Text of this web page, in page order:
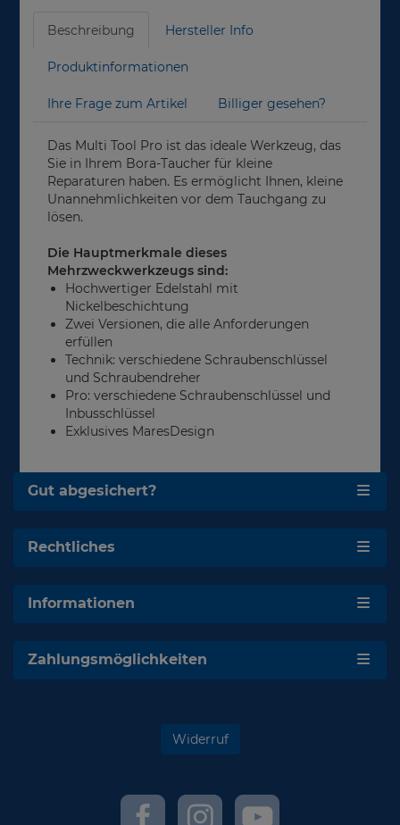
Beschreibung Hersteller Info
Produktinformationen
Ihre Frage zum Artikel Billiger gesehen?
Das Multi Tool Pro ist das ideale Werkzeug, das
Sie in Ihrem Bora-Taucher für kleine
Reparaturen haben. Es ermöglicht Ihnen, kleine
Unannehmlichkeiten vor dem Tauchgang zu
lösen.
Die Hauptmerkmale dieses
Mehrzweckwerkzeugs sind:
Hochwertiger Edelstahl mit
Nickelbeschichtung
Zwei Versionen, die alle Anforderungen
erfüllen
Technik: verschiedene Schraubenschlüssel
und Schraubendreher
Pro: verschiedene Schraubenschlüssel und
Inbusschlüssel
Exklusives MaresDesign
Gut abgesichert?
Rechtliches
Informationen
Zahlungsmöglichkeiten
Widerruf